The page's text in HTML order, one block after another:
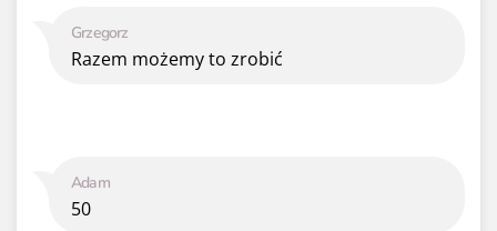
Adam
50
Grzegorz
Razem możemy to zrobić